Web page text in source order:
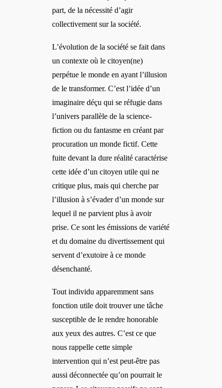
part, de la nécessité d’agir
collectivement sur la société.
L’évolution de la société se fait dans
un contexte où le citoyen(ne)
perpétue le monde en ayant l’illusion
de le transformer. C’est l’idée d’un
imaginaire déçu qui se réfugie dans
l’univers parallèle de la science-
fiction ou du fantasme en créant par
procuration un monde fictif. Cette
fuite devant la dure réalitécaractérise
cette idée d’un citoyen utile qui ne
critique plus, maisqui cherche par
l’illusion à s’évader d’un monde sur
lequel il ne parvient plus à avoir
prise. Ce sont les émissions de variété
et du domaine du divertissement qui
servent d’exutoire à ce monde
désenchanté.
Tout individu apparemment sans
fonction utile doit trouver une tâche
susceptible de le rendre honorable
aux yeux des autres. C’est ce que
nous rappelle cette simple
intervention qui n’est peut-être pas
aussi déconnectée qu’on pourrait le